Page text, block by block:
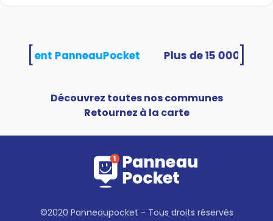
PanneauPocket
Découvrez toutes nos communes
Retournez à la carte
©2020 Panneaupocket - Tous droits réservés